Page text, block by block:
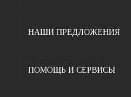
НАШИ ПРЕДЛОЖЕНИЯ
ПОМОЩЬ И СЕРВИСЫ